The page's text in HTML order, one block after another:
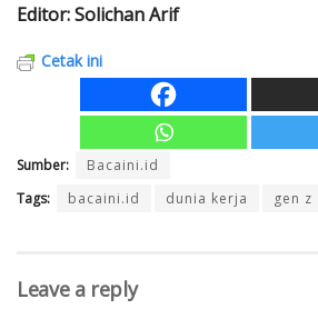
Editor: Solichan Arif
Cetak ini
Sumber:
Bacaini.id
Tags:
bacaini.id dunia kerja gen z
Leave a reply